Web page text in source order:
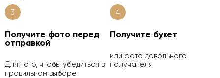
3
Получите фото перед
отправкой
Для того, чтобы убедиться в
правильном выборе.
4
Получите букет
или фото довольного
получателя